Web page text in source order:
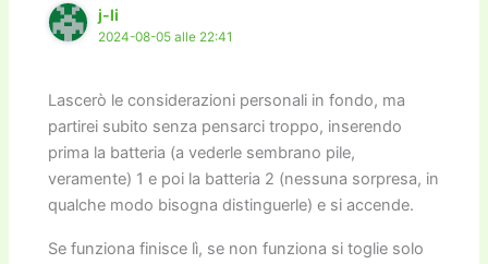
j-li
2024-08-05 alle 22:41
Lascerò le considerazioni personali in fondo, ma
partirei subito senza pensarci troppo, inserendo
prima la batteria (a vederle sembrano pile,
veramente) 1 e poi la batteria 2 (nessuna sorpresa, in
qualche modo bisogna distinguerle) e si accende.
Se funziona finisce lì, se non funziona si toglie solo